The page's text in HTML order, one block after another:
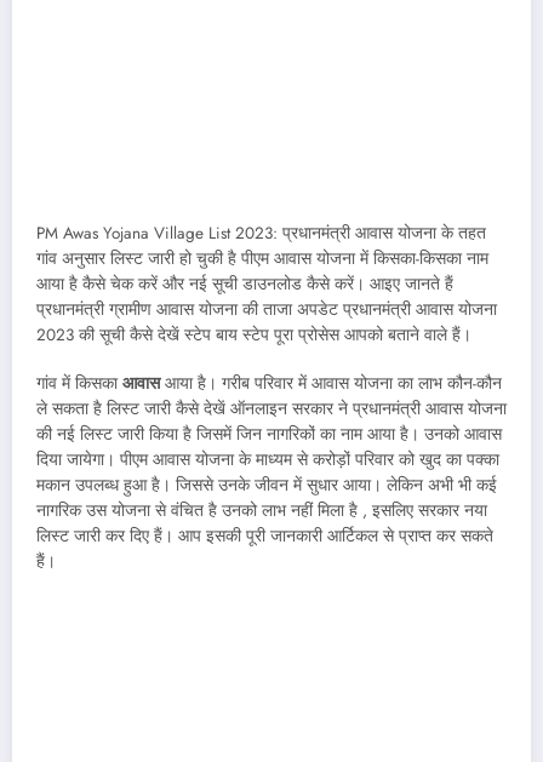
PM Awas Yojana Village List 2023: प्रधानमंत्री आवास योजना के तहत
गांव अनुसार लिस्ट जारी हो चुकी है पीएम आवास योजना में किसका-किसका नाम
आया है कैसे चेक करें और नई सूची डाउनलोड कैसे करें। आइए जानते हैं
प्रधानमंत्री ग्रामीण आवास योजना की ताजा अपडेट प्रधानमंत्री आवास योजना
2023 की सूची कैसे देखें स्टेप बाय स्टेप पूरा प्रोसेस आपको बताने वाले हैं।
गांव में किसकाआवासआया है। गरीब परिवार में आवास योजना का लाभ कौन-कौन
ले सकता है लिस्ट जारी कैसे देखें ऑनलाइन सरकार ने प्रधानमंत्री आवास योजना
की नई लिस्ट जारी किया है जिसमें जिन नागरिकों का नाम आया है। उनको आवास
दिया जायेगा। पीएम आवास योजना के माध्यम से करोड़ों परिवार को खुद का पक्का
मकान उपलब्ध हुआ है। जिससे उनके जीवन में सुधार आया। लेकिन अभी भी कई
नागरिक उस योजना से वंचित है उनको लाभ नहीं मिला है , इसलिए सरकार नया
लिस्ट जारी कर दिए हैं। आप इसकी पूरी जानकारी आर्टिकल से प्राप्त कर सकते
हैं।